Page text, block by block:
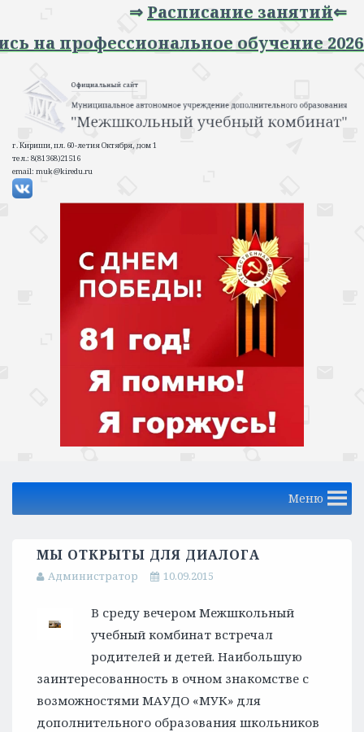
⇒Расписание занятий⇐
на профессиональное обучение
г. Кириши, пл. 60-летия Октября, дом 1
тел.: 8(81368)21516
email: muk@kiredu.ru
Меню
МЫ ОТКРЫТЫ ДЛЯ ДИАЛОГА
Администратор 10.09.2015
В среду вечером Межшкольный
учебный комбинат встречал
родителей и детей. Наибольшую
заинтересованность в очном знакомстве с
возможностями МАУДО «МУК» для
дополнительного образования школьников